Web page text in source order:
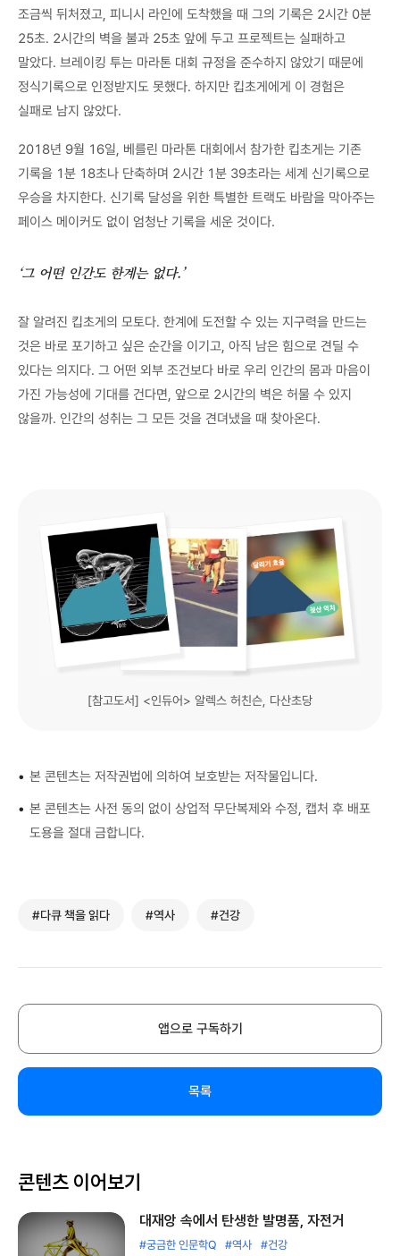
조금씩 뒤처졌고, 피니시 라인에 도착했을 때 그의 기록은 2시간 0분
25초. 2시간의 벽을 불과 25초 앞에 두고 프로젝트는 실패하고
말았다. 브레이킹 투는 마라톤 대회 규정을 준수하지 않았기 때문에
정식기록으로 인정받지도 못했다. 하지만 킵초게에게 이 경험은
실패로 남지 않았다.
2018년 9월 16일, 베를린 마라톤 대회에서 참가한 킵초게는 기존
기록을 1분 18초나 단축하며 2시간 1분 39초라는 세계 신기록으로
우승을 차지한다. 신기록 달성을 위한 특별한 트랙도 바람을 막아주는
페이스 메이커도 없이 엄청난 기록을 세운 것이다.
‘그 어떤 인간도 한계는 없다.’
잘 알려진 킵초게의 모토다. 한계에 도전할 수 있는 지구력을 만드는
것은 바로 포기하고 싶은 순간을 이기고, 아직 남은 힘으로 견딜 수
있다는 의지다. 그 어떤 외부 조건보다 바로 우리 인간의 몸과 마음이
가진 가능성에 기대를 건다면, 앞으로 2시간의 벽은 허물 수 있지
않을까. 인간의 성취는 그 모든 것을 견뎌냈을 때 찾아온다.
[참고도서] <인듀어> 알렉스 허친슨, 다산초당
• 본 콘텐츠는 저작권법에 의하여 보호받는 저작물입니다.
• 본 콘텐츠는 사전 동의 없이 상업적 무단복제와 수정, 캡처 후 배포
도용을 절대 금합니다.
#다큐 책을 읽다 #역사 #건강
앱으로 구독하기
목록
콘텐츠 이어보기
대재앙 속에서 탄생한 발명품, 자전거
#궁금한 인문학Q #역사 #건강